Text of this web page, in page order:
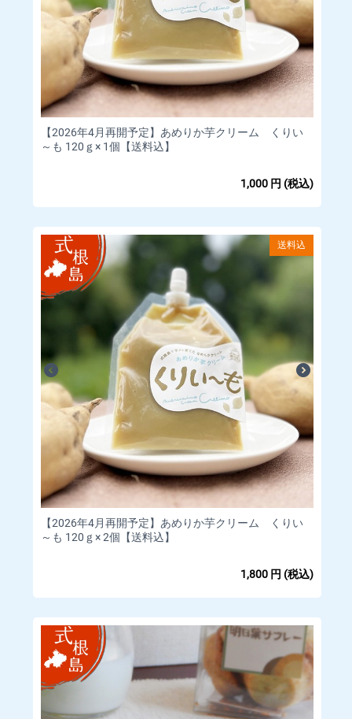
商品到着後、7日間以内にマイページの「注文」より「ショップ
管理者に連絡」もしくはメッセージタブよりご連絡ください。
なお、お客様都合による返品・交換につきましては、商品の特
性上受け付けておりません。
｟商品の保証｠
商品の品質には万全を期しておりますが、万一 商品に破損など
不具合があった場合には、到着より7日以内にマイページの「注
商品の交換もしくは商品金額のご返金にて対応させていただき
商品到着後、7日以上経過後やご開封後の不具合につきまして
は、対応致しかねます。
【2026年4月再開予定】あめりか芋クリーム くりい
～も 120ｇ× 1個【送料込】
1,000 円 (税込)
送料込
【2026年4月再開予定】あめりか芋クリーム くりい
～も 120ｇ× 2個【送料込】
1,800 円 (税込)